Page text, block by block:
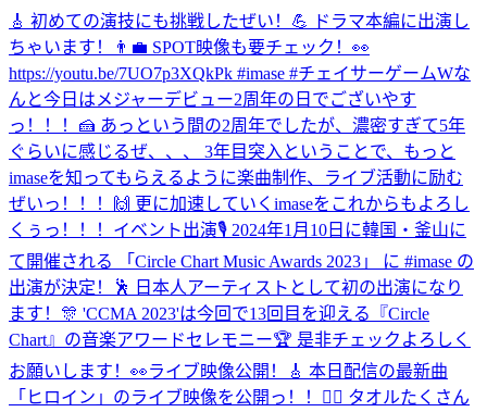
🎸 初めての演技にも挑戦したぜい！💪 ドラマ本編に出演し
ちゃいます！👨‍💼 SPOT映像も要チェック！👀
https://youtu.be/7UO7p3XQkPk #imase #チェイサーゲームWな
んと今日はメジャーデビュー2周年の日でございやす
っ！！！🍰 あっという間の2周年でしたが、濃密すぎて5年
ぐらいに感じるぜ、、、 3年目突入ということで、もっと
imaseを知ってもらえるように楽曲制作、ライブ活動に励む
ぜいっ！！！🙌 更に加速していくimaseをこれからもよろし
くぅっ！！！ イベント出演🎙 2024年1月10日に韓国・釜山に
て開催される 「Circle Chart Music Awards 2023」 に #imase の
出演が決定！🕺 日本人アーティストとして初の出演になり
ます！🎊 'CCMA 2023'は今回で13回目を迎える『Circle
Chart』の音楽アワードセレモニー🏆 是非チェックよろしく
お願いします！👀ライブ映像公開！🎸 本日配信の最新曲
「ヒロイン」のライブ映像を公開っ！！🦸‍♀️ タオルたくさん